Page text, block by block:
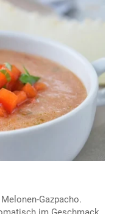
Gazpacho.